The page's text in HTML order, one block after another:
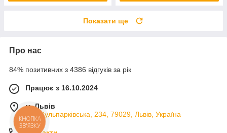
Показати ще
Про нас
84% позитивних з 4386 відгуків за рік
Працює з 16.10.2024
м. Львів
вул. Кульпарківська, 234, 79029, Львів, Україна
КНОПКА
ЗВ'ЯЗКУ